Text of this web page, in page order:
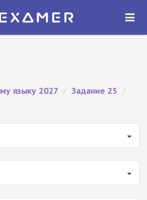
— ЕГЭ 2027
ОТКРЫТЬ
языку 2027 / Задание 25 /